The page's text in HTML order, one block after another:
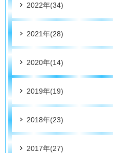
2022年(34)
2021年(28)
2020年(14)
2019年(19)
2018年(23)
2017年(27)